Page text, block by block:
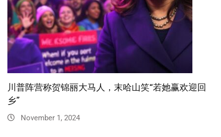
川普阵营称贺锦丽大马人，末哈山笑“若她赢欢迎回
乡”
November 1, 2024